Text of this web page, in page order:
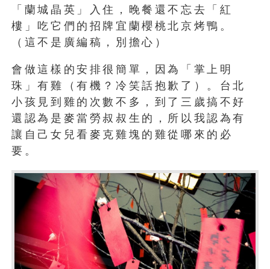
「蘭城晶英」入住，晚餐還不忘去「紅
樓」吃它們的招牌宜蘭櫻桃北京烤鴨。
（這不是廣編稿，別擔心）
會做這樣的安排很簡單，因為「掌上明
珠」有雞（有機？冷笑話抱歉了）。台北
小孩見到雞的次數不多，到了三歲搞不好
還認為是麥當勞叔叔生的，所以我認為有
讓自己女兒看麥克雞塊的雞從哪來的必
要。